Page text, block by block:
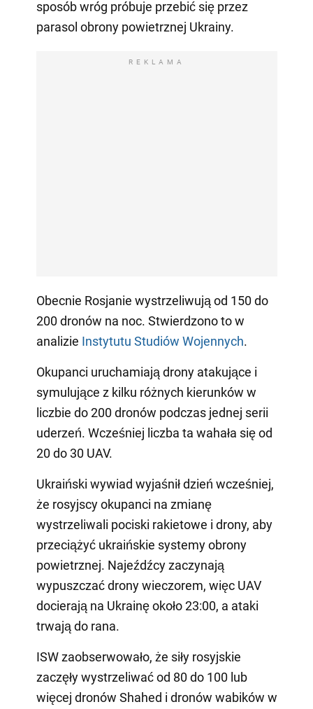
sposób wróg próbuje przebić się przez
parasol obrony powietrznej Ukrainy.
REKLAMA
Obecnie Rosjanie wystrzeliwują od 150 do
200 dronów na noc. Stwierdzono to w
analizie Instytutu Studiów Wojennych.
Okupanci uruchamiają drony atakujące i
symulujące z kilku różnych kierunków w
liczbie do 200 dronów podczas jednej serii
uderzeń. Wcześniej liczba ta wahała się od
20 do 30 UAV.
Ukraiński wywiad wyjaśnił dzień wcześniej,
że rosyjscy okupanci na zmianę
wystrzeliwali pociski rakietowe i drony, aby
przeciążyć ukraińskie systemy obrony
powietrznej. Najeźdźcy zaczynają
wypuszczać drony wieczorem, więc UAV
docierają na Ukrainę około 23:00, a ataki
trwają do rana.
ISW zaobserwowało, że siły rosyjskie
zaczęły wystrzeliwać od 80 do 100 lub
więcej dronów Shahed i dronów wabików w